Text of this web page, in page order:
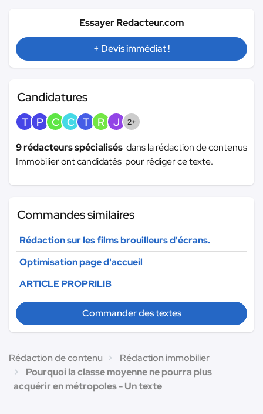
Essayer Redacteur.com
+ Devis immédiat !
Candidatures
T P C C T R J 2+
9 rédacteurs spécialisés dans la rédaction de contenus
Immobilier ont candidatés pour rédiger ce texte.
Commandes similaires
Rédaction sur les films brouilleurs d'écrans.
Optimisation page d'accueil
ARTICLE PROPRILIB
Commander des textes
Rédaction de contenu
Rédaction immobilier
Pourquoi la classe moyenne ne pourra plus
acquérir en métropoles - Un texte